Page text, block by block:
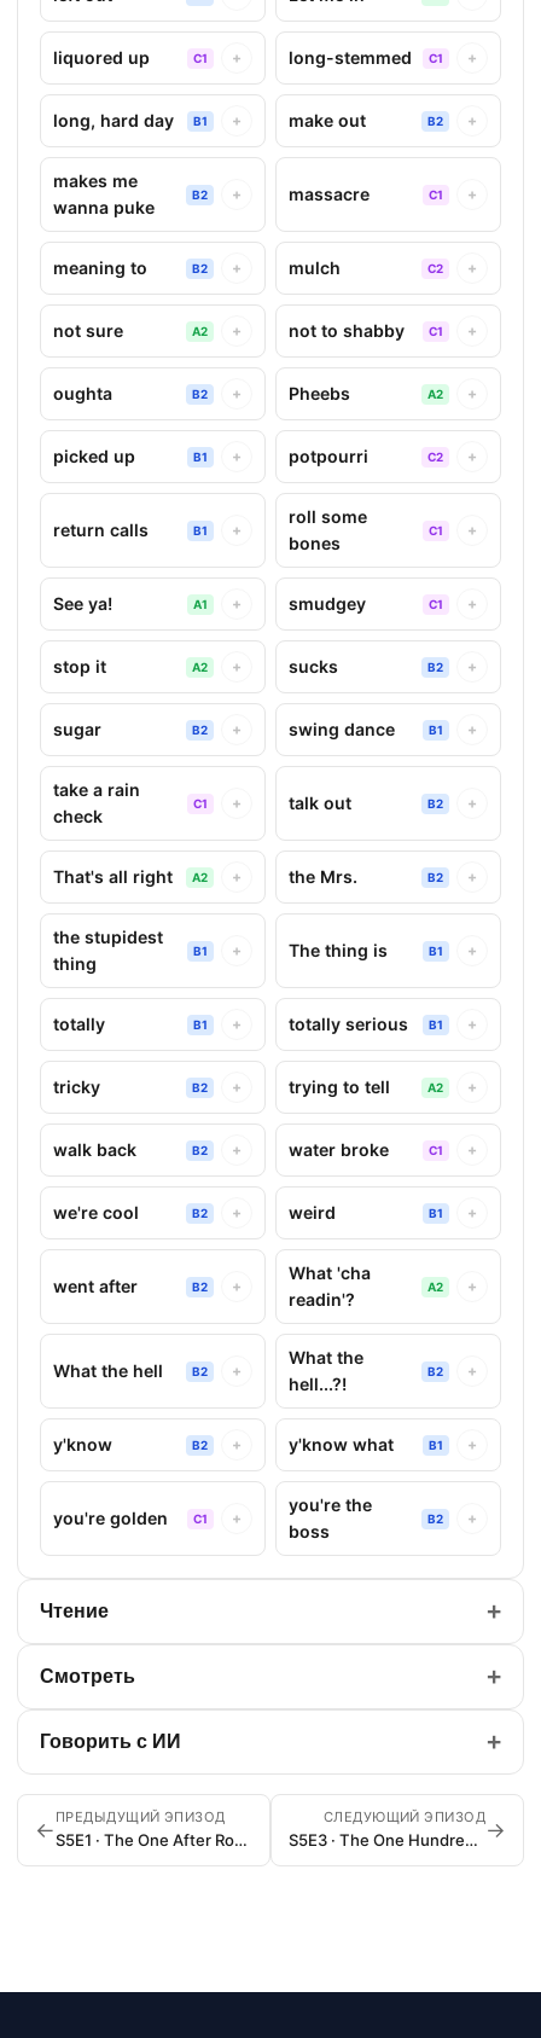
liquored up C1 + long-stemmed C1 +
long, hard day B1 + make out B2 +
makes me
wanna puke
B2 + massacre C1 +
meaning to B2 + mulch C2 +
not sure A2 + not to shabby C1 +
oughta B2 + Pheebs A2 +
picked up B1 + potpourri C2 +
return calls B1 +
roll some
bones
C1 +
See ya! A1 + smudgey C1 +
stop it A2 + sucks B2 +
sugar B2 + swing dance B1 +
take a rain
check
C1 + talk out B2 +
That's all right A2 + the Mrs. B2 +
the stupidest
thing
B1 + The thing is B1 +
totally B1 + totally serious B1 +
tricky B2 + trying to tell A2 +
walk back B2 + water broke C1 +
we're cool B2 + weird B1 +
went after B2 +
What 'cha
readin'?
A2 +
What the hell B2 +
What the
hell...?!
B2 +
y'know B2 + y'know what B1 +
you're golden C1 +
you're the
boss
B2 +
Чтение +
Смотреть +
Говорить с ИИ +
← ПРЕДЫДУЩИЙ ЭПИЗОД
S5E1 · The One After Ross Says Rachel
СЛЕДУЮЩИЙ ЭПИЗОД
S5E3 · The One Hundredth →